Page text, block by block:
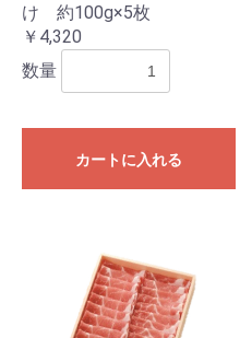
け 約100g×5枚
￥4,320
数量
カートに入れる